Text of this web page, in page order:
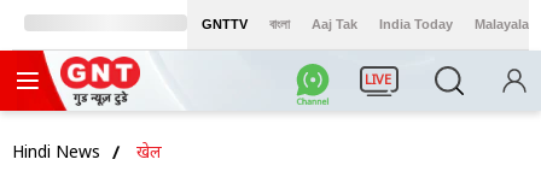
GNTTV বাংলা Aaj Tak India Today Malayalam
LIVE
Hindi News खेल